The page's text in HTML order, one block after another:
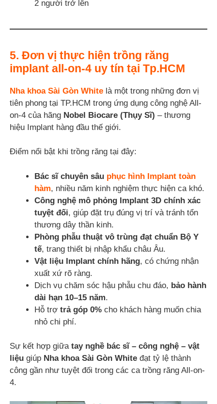
2 người trở lên
5. Đơn vị thực hiện trồng răng
implant all-on-4 uy tín tại Tp.HCM
Nha khoa Sài Gòn White là một trong những đơn vị
tiên phong tại TP.HCM trong ứng dụng công nghệ All-
on-4 của hãng Nobel Biocare (Thụy Sĩ) – thương
hiệu Implant hàng đầu thế giới.
Điểm nổi bật khi trồng răng tại đây:
Bác sĩ chuyên sâu phục hình Implant toàn
hàm, nhiều năm kinh nghiệm thực hiện ca khó.
Công nghệ mô phỏng Implant 3D chính xác
tuyệt đối, giúp đặt trụ đúng vị trí và tránh tổn
thương dây thần kinh.
Phòng phẫu thuật vô trùng đạt chuẩn Bộ Y
tế, trang thiết bị nhập khẩu châu Âu.
Vật liệu Implant chính hãng, có chứng nhận
xuất xứ rõ ràng.
Dịch vụ chăm sóc hậu phẫu chu đáo, bảo hành
dài hạn 10–15 năm.
Hỗ trợ trả góp 0% cho khách hàng muốn chia
nhỏ chi phí.
Sự kết hợp giữa tay nghề bác sĩ – công nghệ – vật
liệu giúp Nha khoa Sài Gòn White đạt tỷ lệ thành
công gần như tuyệt đối trong các ca trồng răng All-on-
4.